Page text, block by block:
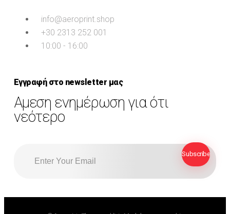
info@aeroprint.shop
+30 2313 252 001
10:00 - 16:00
Εγγραφή στο newsletter μας
Αμεση ενημέρωση για ότι
νεότερο